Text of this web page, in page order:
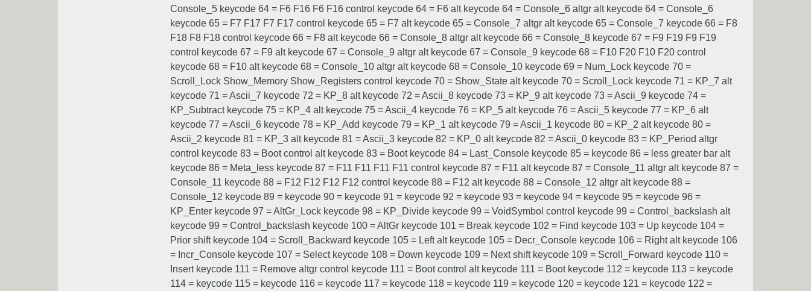
Console_5 keycode 64 = F6 F16 F6 F16 control keycode 64 = F6 alt keycode 64 = Console_6 altgr alt keycode 64 = Console_6
keycode 65 = F7 F17 F7 F17 control keycode 65 = F7 alt keycode 65 = Console_7 altgr alt keycode 65 = Console_7 keycode 66 = F8
F18 F8 F18 control keycode 66 = F8 alt keycode 66 = Console_8 altgr alt keycode 66 = Console_8 keycode 67 = F9 F19 F9 F19
control keycode 67 = F9 alt keycode 67 = Console_9 altgr alt keycode 67 = Console_9 keycode 68 = F10 F20 F10 F20 control
keycode 68 = F10 alt keycode 68 = Console_10 altgr alt keycode 68 = Console_10 keycode 69 = Num_Lock keycode 70 =
Scroll_Lock Show_Memory Show_Registers control keycode 70 = Show_State alt keycode 70 = Scroll_Lock keycode 71 = KP_7 alt
keycode 71 = Ascii_7 keycode 72 = KP_8 alt keycode 72 = Ascii_8 keycode 73 = KP_9 alt keycode 73 = Ascii_9 keycode 74 =
KP_Subtract keycode 75 = KP_4 alt keycode 75 = Ascii_4 keycode 76 = KP_5 alt keycode 76 = Ascii_5 keycode 77 = KP_6 alt
keycode 77 = Ascii_6 keycode 78 = KP_Add keycode 79 = KP_1 alt keycode 79 = Ascii_1 keycode 80 = KP_2 alt keycode 80 =
Ascii_2 keycode 81 = KP_3 alt keycode 81 = Ascii_3 keycode 82 = KP_0 alt keycode 82 = Ascii_0 keycode 83 = KP_Period altgr
control keycode 83 = Boot control alt keycode 83 = Boot keycode 84 = Last_Console keycode 85 = keycode 86 = less greater bar alt
keycode 86 = Meta_less keycode 87 = F11 F11 F11 F11 control keycode 87 = F11 alt keycode 87 = Console_11 altgr alt keycode 87 =
Console_11 keycode 88 = F12 F12 F12 F12 control keycode 88 = F12 alt keycode 88 = Console_12 altgr alt keycode 88 =
Console_12 keycode 89 = keycode 90 = keycode 91 = keycode 92 = keycode 93 = keycode 94 = keycode 95 = keycode 96 =
KP_Enter keycode 97 = AltGr_Lock keycode 98 = KP_Divide keycode 99 = VoidSymbol control keycode 99 = Control_backslash alt
keycode 99 = Control_backslash keycode 100 = AltGr keycode 101 = Break keycode 102 = Find keycode 103 = Up keycode 104 =
Prior shift keycode 104 = Scroll_Backward keycode 105 = Left alt keycode 105 = Decr_Console keycode 106 = Right alt keycode 106
= Incr_Console keycode 107 = Select keycode 108 = Down keycode 109 = Next shift keycode 109 = Scroll_Forward keycode 110 =
Insert keycode 111 = Remove altgr control keycode 111 = Boot control alt keycode 111 = Boot keycode 112 = keycode 113 = keycode
114 = keycode 115 = keycode 116 = keycode 117 = keycode 118 = keycode 119 = keycode 120 = keycode 121 = keycode 122 =